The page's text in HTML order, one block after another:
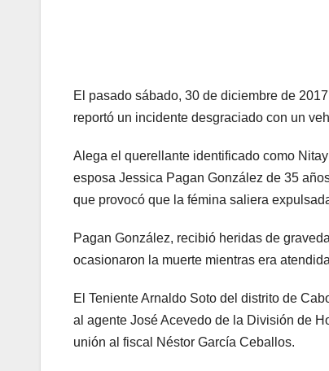
El pasado sábado, 30 de diciembre de
reportó un incidente desgraciado con un
Alega el querellante identificado como
esposa Jessica Pagan González de 35
que provocó que la fémina saliera
Pagan González, recibió heridas de
ocasionaron la muerte mientras era
El Teniente Arnaldo Soto del distrito de
al agente José Acevedo de la División de
unión al fiscal Néstor García Ceballos.